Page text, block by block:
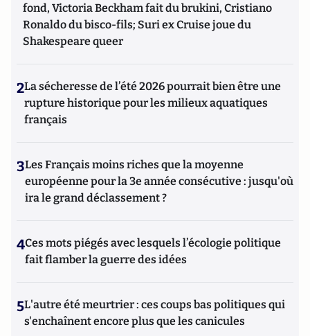
fond, Victoria Beckham fait du brukini, Cristiano
Ronaldo du bisco-fils; Suri ex Cruise joue du
Shakespeare queer
2La sécheresse de l’été 2026 pourrait bien être une
rupture historique pour les milieux aquatiques
français
3Les Français moins riches que la moyenne
européenne pour la 3e année consécutive : jusqu'où
ira le grand déclassement ?
4Ces mots piégés avec lesquels l’écologie politique
fait flamber la guerre des idées
5L'autre été meurtrier : ces coups bas politiques qui
s'enchaînent encore plus que les canicules